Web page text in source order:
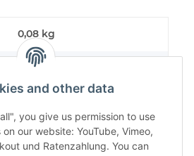
0,08 kg
0,07 kg
and other data
you give us permission to use
our website: YouTube, Vimeo,
und Ratenzahlung. You can